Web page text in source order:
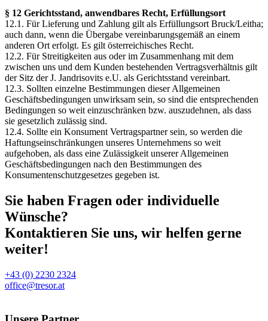
§ 12 Gerichtsstand, anwendbares Recht, Erfüllungsort
12.1. Für Lieferung und Zahlung gilt als Erfüllungsort Bruck/Leitha;
auch dann, wenn die Übergabe vereinbarungsgemäß an einem
anderen Ort erfolgt. Es gilt österreichisches Recht.
12.2. Für Streitigkeiten aus oder im Zusammenhang mit dem
zwischen uns und dem Kunden bestehenden Vertragsverhältnis gilt
der Sitz der J. Jandrisovits e.U. als Gerichtsstand vereinbart.
12.3. Sollten einzelne Bestimmungen dieser Allgemeinen
Geschäftsbedingungen unwirksam sein, so sind die entsprechenden
Bedingungen so weit einzuschränken bzw. auszudehnen, als dass
sie gesetzlich zulässig sind.
12.4. Sollte ein Konsument Vertragspartner sein, so werden die
Haftungseinschränkungen unseres Unternehmens so weit
aufgehoben, als dass eine Zulässigkeit unserer Allgemeinen
Geschäftsbedingungen nach den Bestimmungen des
Konsumentenschutzgesetzes gegeben ist.
Sie haben Fragen oder individuelle
Wünsche?
Kontaktieren Sie uns, wir helfen gerne
weiter!
+43 (0) 2230 2324
office@tresor.at